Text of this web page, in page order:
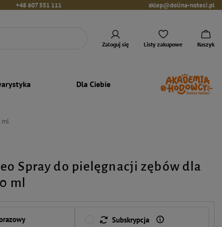
+48 607 551 111 sklep@dolina-noteci.pl
Zaloguj się Listy zakupowe Koszyk
Dla Ciebie
ml
Spray do pielęgnacji zębów dla
ml
Subskrypcja